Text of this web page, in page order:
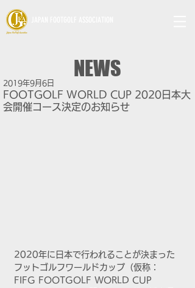
NEWS
FOOTGOLF WORLD CUP 2020日本大
会開催コース決定のお知らせ
2019年9月6日
2020年に日本で行われることが決まった
フットゴルフワールドカップ（仮称：
FIFG FOOTGOLF WORLD CUP